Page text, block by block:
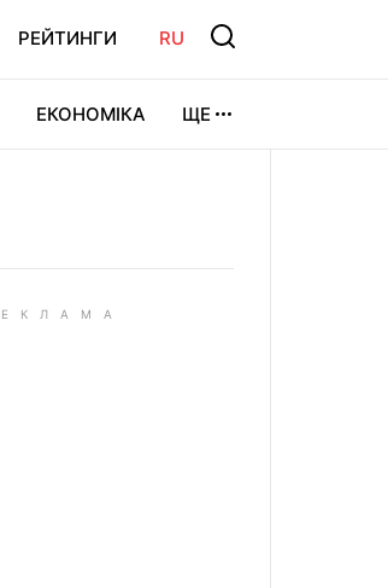
РЕЙТИНГИ RU
ЕКОНОМІКА ЩЕ